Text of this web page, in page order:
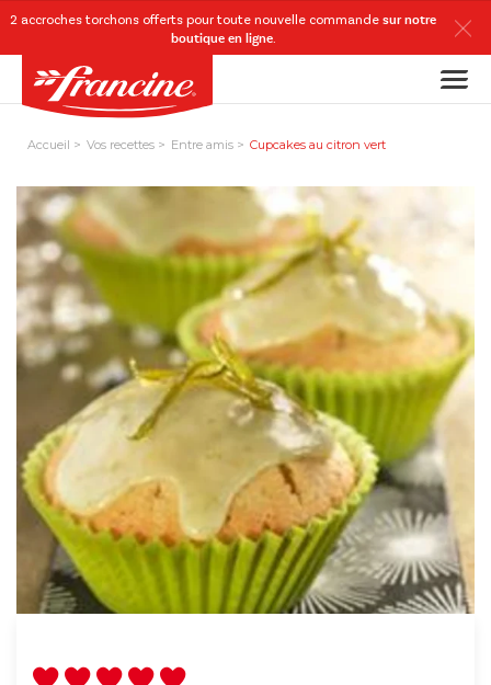
2 accroches torchons offerts pour toute nouvelle commande sur notre
boutique en ligne.
Accueil Vos recettes Entre amis Cupcakes au citron vert